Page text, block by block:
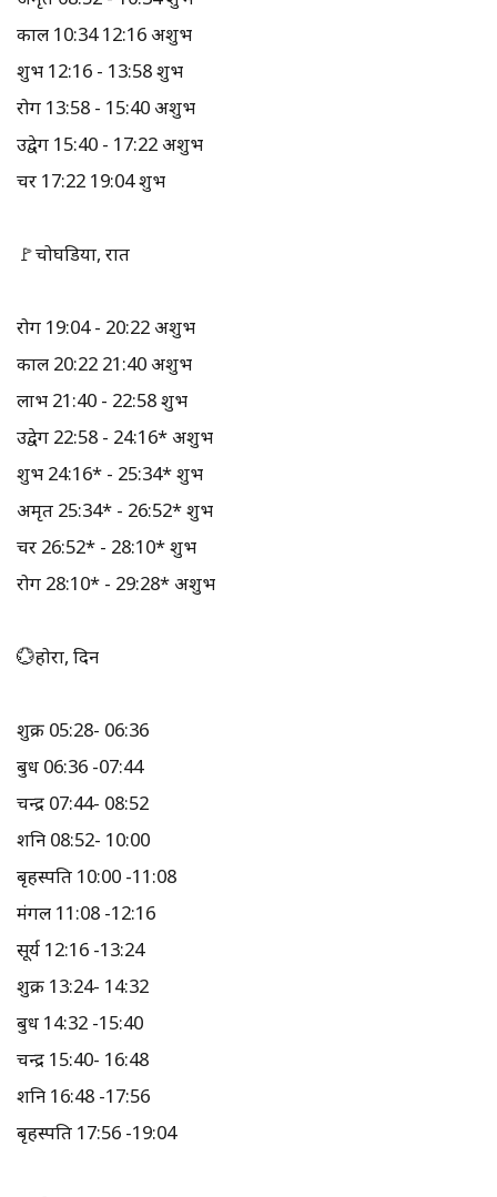
काल 10:34 12:16 अशुभ
शुभ 12:16 - 13:58 शुभ
रोग 13:58 - 15:40 अशुभ
उद्वेग 15:40 - 17:22 अशुभ
चर 17:22 19:04 शुभ
🚩चोघडिया, रात
रोग 19:04 - 20:22 अशुभ
काल 20:22 21:40 अशुभ
लाभ 21:40 - 22:58 शुभ
उद्वेग 22:58 - 24:16* अशुभ
शुभ 24:16* - 25:34* शुभ
अमृत 25:34* - 26:52* शुभ
चर 26:52* - 28:10* शुभ
रोग 28:10* - 29:28* अशुभ
💮होरा, दिन
शुक्र 05:28- 06:36
बुध 06:36 -07:44
चन्द्र 07:44- 08:52
शनि 08:52- 10:00
बृहस्पति 10:00 -11:08
मंगल 11:08 -12:16
सूर्य 12:16 -13:24
शुक्र 13:24- 14:32
बुध 14:32 -15:40
चन्द्र 15:40- 16:48
शनि 16:48 -17:56
बृहस्पति 17:56 -19:04